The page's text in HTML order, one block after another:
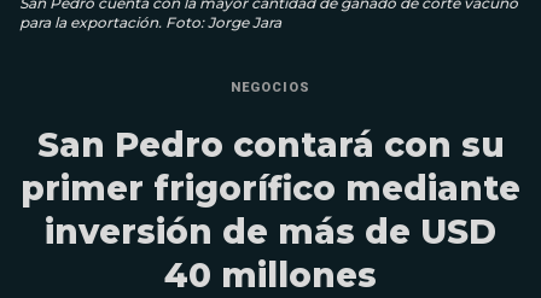
para la exportación. Foto: Jorge Jara
NEGOCIOS
San Pedro contará con su
primer frigorífico mediante
inversión de más de USD
40 millones